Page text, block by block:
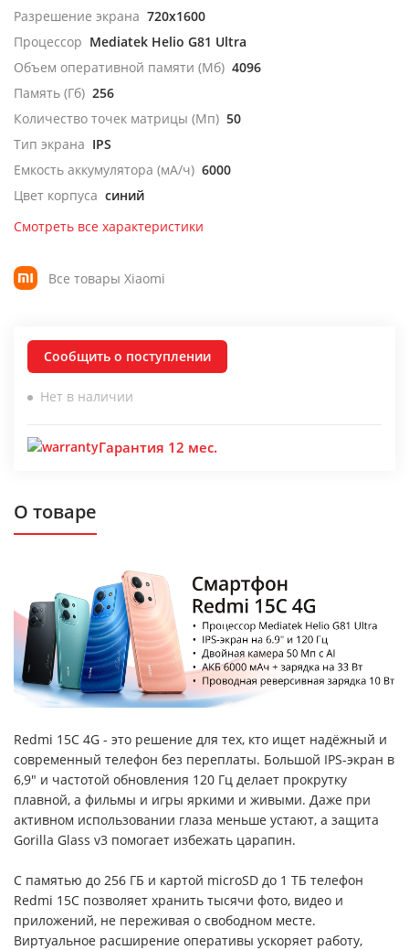
Разрешение экрана 720x1600
Процессор Mediatek Helio G81 Ultra
Объем оперативной памяти (Мб) 4096
Память (Гб) 256
Количество точек матрицы (Мп) 50
Тип экрана IPS
Емкость аккумулятора (мА/ч) 6000
Цвет корпуса синий
Смотреть все характеристики
Все товары Xiaomi
Сообщить о поступлении
Нет в наличии
Гарантия 12 мес.
О товаре
Redmi 15C 4G - это решение для тех, кто ищет надёжный и
современный телефон без переплаты. Большой IPS-экран в
6,9" и частотой обновления 120 Гц делает прокрутку
плавной, а фильмы и игры яркими и живыми. Даже при
активном использовании глаза меньше устают, а защита
Gorilla Glass v3 помогает избежать царапин.
С памятью до 256 ГБ и картой microSD до 1 ТБ телефон
Redmi 15C позволяет хранить тысячи фото, видео и
приложений, не переживая о свободном месте.
Виртуальное расширение оперативы ускоряет работу,